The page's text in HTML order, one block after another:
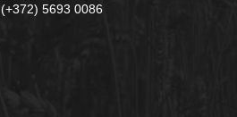
5693 0086